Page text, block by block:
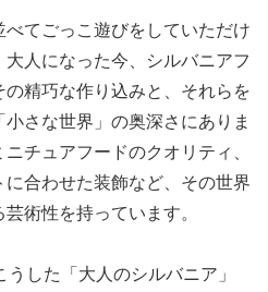
てごっこ遊びをしていただけ
人になった今、シルバニアフ
の精巧な作り込みと、それらを
さな世界」の奥深さにありま
チュアフードのクオリティ、
合わせた装飾など、その世界
術性を持っています。
した「大人のシルバニア」